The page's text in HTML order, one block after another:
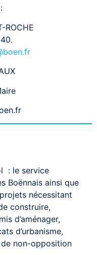
ROCHE
: le service
Boënnais ainsi que
nécessitant
construire,
d’aménager,
d’urbanisme,
non-opposition